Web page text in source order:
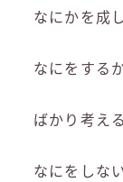
なにかを成
なにをする
ばかり考え
なにをしな